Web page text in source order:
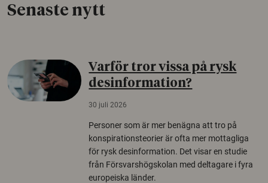
Senaste nytt
Varför tror vissa på rysk
desinformation?
30 juli 2026
Personer som är mer benägna att tro på
konspirationsteorier är ofta mer mottagliga
för rysk desinformation. Det visar en studie
från Försvarshögskolan med deltagare i fyra
europeiska länder.